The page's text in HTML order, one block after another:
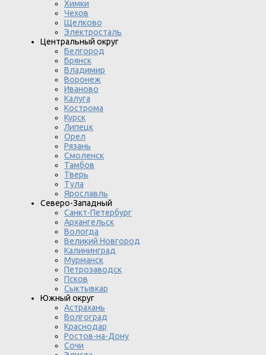
Химки
Чехов
Щелково
Электросталь
Центральный округ
Белгород
Брянск
Владимир
Воронеж
Иваново
Калуга
Кострома
Курск
Липецк
Орел
Рязань
Смоленск
Тамбов
Тверь
Тула
Ярославль
Северо-Западный
Санкт-Петербург
Архангельск
Вологда
Великий Новгород
Калининград
Мурманск
Петрозаводск
Псков
Сыктывкар
Южный округ
Астрахань
Волгоград
Краснодар
Ростов-на-Дону
Сочи